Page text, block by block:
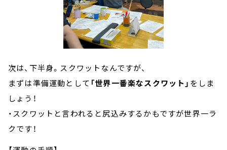
次は、下半身。スクワットなんですが、
まずは準備運動として 「世界一番楽なスクワット」 をしま
しょう！
・スクワットと言われると尻込みするかもですが世界一ラ
クです！